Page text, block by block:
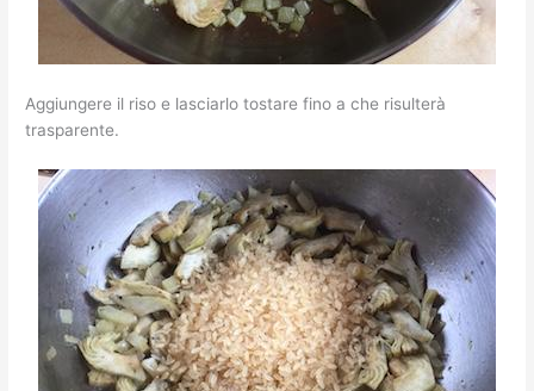
Aggiungere il riso e lasciarlo tostare fino a che risulterà
trasparente.